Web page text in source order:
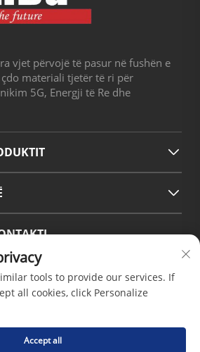
vjet përvojë të pasur në fushën e
materiali tjetër të ri për
5G, Energji të Re dhe
Huagang, Zona Jugore e Portit
Pixian Chengdu Sichuan Kina
tools to provide our services. If
all cookies, click Personalize
Accept all